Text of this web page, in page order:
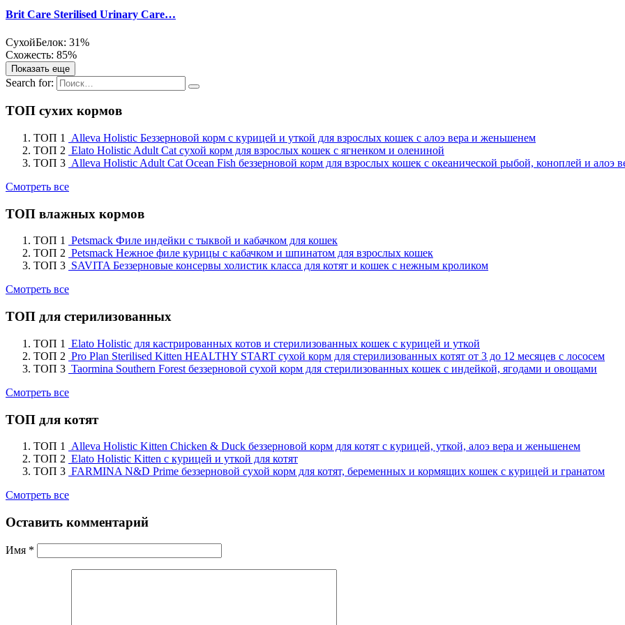
Brit Care Sterilised Urinary Care…
СухойБелок: 31%
Схожесть: 85%
Показать еще
Search for:
ТОП сухих кормов
ТОП 1
Alleva Holistic Беззерновой корм с курицей и уткой для взрослых кошек с алоэ вера и женьшенем
ТОП 2 Elato Holistic Adult Cat сухой корм для взрослых кошек с ягненком и олениной
ТОП 3 Alleva Holistic Adult Cat Ocean Fish беззерновой корм для взрослых кошек с океанической рыбой, коноплей и алоэ
Смотреть все
ТОП влажных кормов
ТОП 1 Petsmack Филе индейки с тыквой и кабачком для кошек
ТОП 2 Petsmack Нежное филе курицы с кабачком и шпинатом для взрослых кошек
ТОП 3 SAVITA Беззерновые консервы холистик класса для котят и кошек с нежным кроликом
Смотреть все
ТОП для стерилизованных
ТОП 1
Elato Holistic для кастрированных котов и стерилизованных кошек с курицей и уткой
ТОП 2 Pro Plan Sterilised Kitten HEALTHY START сухой корм для стерилизованных котят от 3 до 12 месяцев с лососем
ТОП 3 Taormina Southern Forest беззерновой сухой корм для стерилизованных кошек с индейкой, ягодами и овощами
Смотреть все
ТОП для котят
ТОП 1
Alleva Holistic Kitten Chicken & Duck беззерновой корм для котят с курицей, уткой, алоэ вера и женьшенем
ТОП 2 Elato Holistic Kitten с курицей и уткой для котят
ТОП 3 FARMINA N&D Prime беззерновой сухой корм для котят, беременных и кормящих кошек с курицей и гранатом
Смотреть все
Оставить комментарий
Имя *